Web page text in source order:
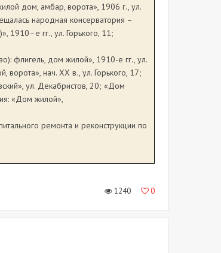
дом, амбар, ворота», 1906 г., ул.
народная консерватория –
1910–е гг., ул. Горького, 11;
флигель, дом жилой», 1910-е гг., ул.
ворота», нач. ХХ в., ул. Горького, 17;
ул. Декабристов, 20; «Дом
«Дом жилой»,
ремонта и реконструкции по
1240 0